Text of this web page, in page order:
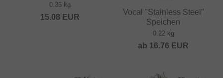
0.35 kg
15.08 EUR
Vocal "Stainless Steel"
Speichen
0.22 kg
ab 16.76 EUR